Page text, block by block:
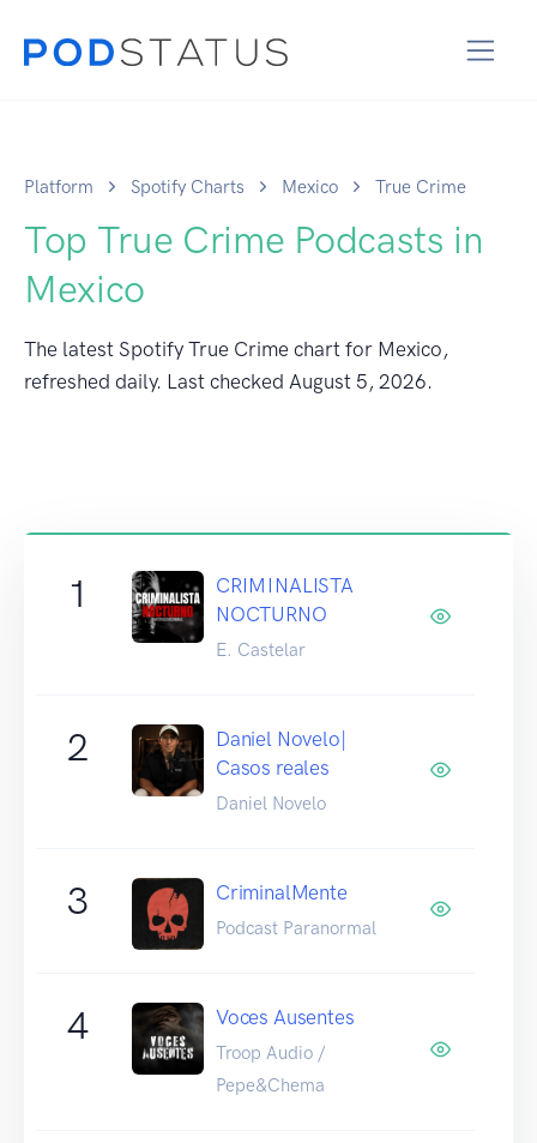
Platform Spotify Charts Mexico True Crime
Top True Crime Podcasts in
Mexico
The latest Spotify True Crime chart for Mexico,
refreshed daily. Last checked August 5, 2026.
1
CRIMINALISTA
NOCTURNO
E. Castelar
2
Daniel Novelo|
Casos reales
Daniel Novelo
3 CriminalMente
Podcast Paranormal
4 Voces Ausentes
Troop Audio /
Pepe&Chema